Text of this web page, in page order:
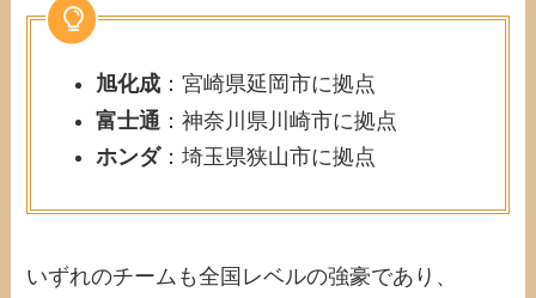
旭化成 ：宮崎県延岡市に拠点
富士通 ：神奈川県川崎市に拠点
ホンダ：埼玉県狭山市に拠点
いずれのチームも全国レベルの強豪であり、